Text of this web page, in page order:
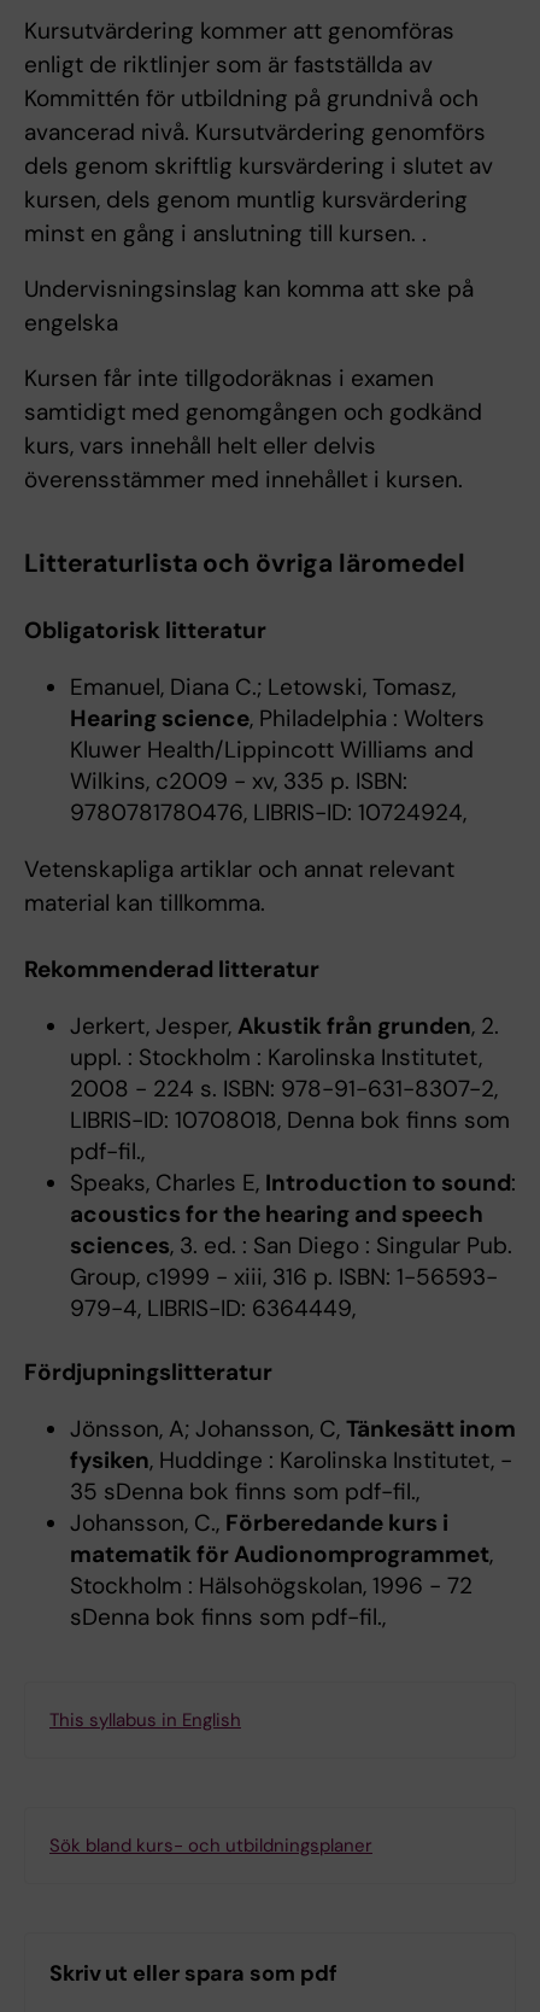
Kursutvärdering kommer att genomföras
enligt de riktlinjer som är fastställda av
Kommittén för utbildning på grundnivå och
avancerad nivå. Kursutvärdering genomförs
dels genom skriftlig kursvärdering i slutet av
kursen, dels genom muntlig kursvärdering
minst en gång i anslutning till kursen. .
Undervisningsinslag kan komma att ske på
engelska
Kursen får inte tillgodoräknas i examen
samtidigt med genomgången och godkänd
kurs, vars innehåll helt eller delvis
överensstämmer med innehållet i kursen.
Litteraturlista och övriga läromedel
Obligatorisk litteratur
Emanuel, Diana C.; Letowski, Tomasz,
Hearing science, Philadelphia : Wolters
Kluwer Health/Lippincott Williams and
Wilkins, c2009 - xv, 335 p. ISBN:
9780781780476, LIBRIS-ID: 10724924,
Vetenskapliga artiklar och annat relevant
material kan tillkomma.
Rekommenderad litteratur
Jerkert, Jesper, Akustik från grunden, 2.
uppl. : Stockholm : Karolinska Institutet,
2008 - 224 s. ISBN: 978-91-631-8307-2,
LIBRIS-ID: 10708018, Denna bok finns som
pdf-fil.,
Speaks, Charles E, Introduction to sound:
acoustics for the hearing and speech
sciences, 3. ed. : San Diego : Singular Pub.
Group, c1999 - xiii, 316 p. ISBN: 1-56593-
979-4, LIBRIS-ID: 6364449,
Fördjupningslitteratur
Jönsson, A; Johansson, C, Tänkesätt inom
fysiken, Huddinge : Karolinska Institutet, -
35 sDenna bok finns som pdf-fil.,
Johansson, C., Förberedande kurs i
matematik för Audionomprogrammet,
Stockholm : Hälsohögskolan, 1996 - 72
sDenna bok finns som pdf-fil.,
This syllabus in English
Sök bland kurs- och utbildningsplaner
Skriv ut eller spara som pdf